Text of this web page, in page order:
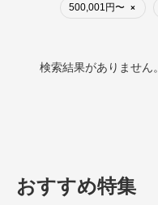
500,001円〜 ×
検索結果がありません
おすすめ特集